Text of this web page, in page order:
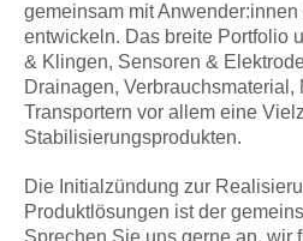
gemeinsam mit
entwickeln. Das breite Portfolio
& Klingen, Sensoren &
Drainagen, Verbrauchsmaterial,
Transportern vor allem eine
Stabilisierungsprodukten.
Die Initialzündung zur
Produktlösungen ist der
Sprechen Sie uns gerne an, wir